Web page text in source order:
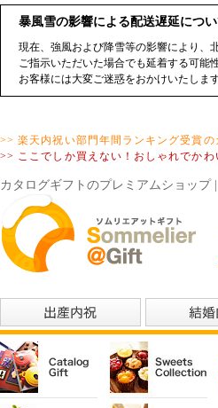
暴風雪の影響による配送遅延につ
現在、強風および降雪等の影響により、
ご指示いただいた場合でも延着する可能
お客様には大変ご迷惑をおかけいたしま
>> 楽天内祝い部門年間ランキング受賞の
>> ここでしか買えない！おしゃれでかわ
カタログギフトのプレミアムショップ